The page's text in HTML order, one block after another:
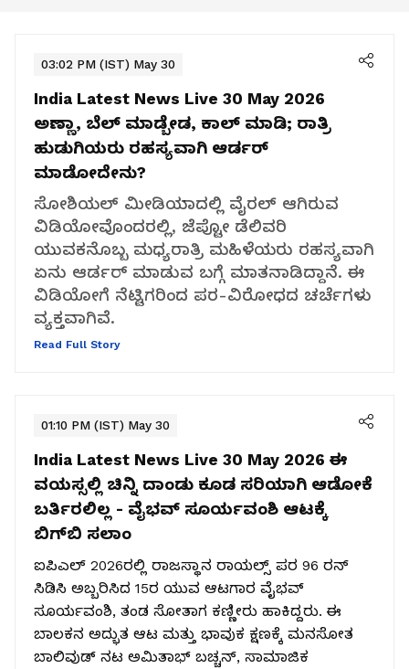
03:02 PM (IST) May 30
India Latest News Live 30 May 2026
ಅಣ್ಣಾ, ಬೆಲ್ ಮಾಡ್ಬೇಡ, ಕಾಲ್ ಮಾಡಿ; ರಾತ್ರಿ
ಹುಡುಗಿಯರು ರಹಸ್ಯವಾಗಿ ಆರ್ಡರ್
ಮಾಡೋದೇನು?
ಸೋಶಿಯಲ್ ಮೀಡಿಯಾದಲ್ಲಿ ವೈರಲ್ ಆಗಿರುವ
ವಿಡಿಯೋವೊಂದರಲ್ಲಿ, ಜೆಪ್ಟೋ ಡೆಲಿವರಿ
ಯುವಕನೊಬ್ಬ ಮಧ್ಯರಾತ್ರಿ ಮಹಿಳೆಯರು ರಹಸ್ಯವಾಗಿ
ಏನು ಆರ್ಡರ್ ಮಾಡುವ ಬಗ್ಗೆ ಮಾತನಾಡಿದ್ದಾನೆ. ಈ
ವಿಡಿಯೋಗೆ ನೆಟ್ಟಿಗರಿಂದ ಪರ-ವಿರೋಧದ ಚರ್ಚೆಗಳು
ವ್ಯಕ್ತವಾಗಿವೆ.
Read Full Story
01:10 PM (IST) May 30
India Latest News Live 30 May 2026 ಈ
ವಯಸ್ಸಲ್ಲಿ ಚಿನ್ನಿ ದಾಂಡು ಕೂಡ ಸರಿಯಾಗಿ ಆಡೋಕೆ
ಬರ್ತಿರಲಿಲ್ಲ - ವೈಭವ್‌ ಸೂರ್ಯವಂಶಿ ಆಟಕ್ಕೆ
ಬಿಗ್‌ಬಿ ಸಲಾಂ
ಐಪಿಎಲ್ 2026ರಲ್ಲಿ ರಾಜಸ್ಥಾನ ರಾಯಲ್ಸ್ ಪರ 96 ರನ್
ಸಿಡಿಸಿ ಅಬ್ಬರಿಸಿದ 15ರ ಯುವ ಆಟಗಾರ ವೈಭವ್
ಸೂರ್ಯವಂಶಿ, ತಂಡ ಸೋತಾಗ ಕಣ್ಣೀರು ಹಾಕಿದ್ದರು. ಈ
ಬಾಲಕನ ಅದ್ಭುತ ಆಟ ಮತ್ತು ಭಾವುಕ ಕ್ಷಣಕ್ಕೆ ಮನಸೋತ
ಬಾಲಿವುಡ್ ನಟ ಅಮಿತಾಭ್ ಬಚ್ಚನ್, ಸಾಮಾಜಿಕ